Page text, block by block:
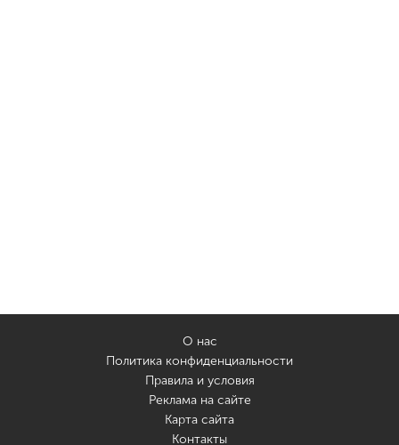
О нас
Политика конфиденциальности
Правила и условия
Реклама на сайте
Карта сайта
Контакты